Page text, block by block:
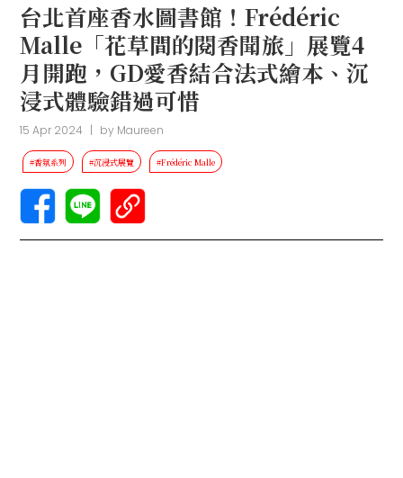
台北首座香水圖書館！Frédéric
Malle「花草間的閱香聞旅」展覽4
月開跑，GD愛香結合法式繪本、沉
浸式體驗錯過可惜
15 Apr 2024 | by Maureen
#香氛系列 #沉浸式展覽 #Frédéric Malle